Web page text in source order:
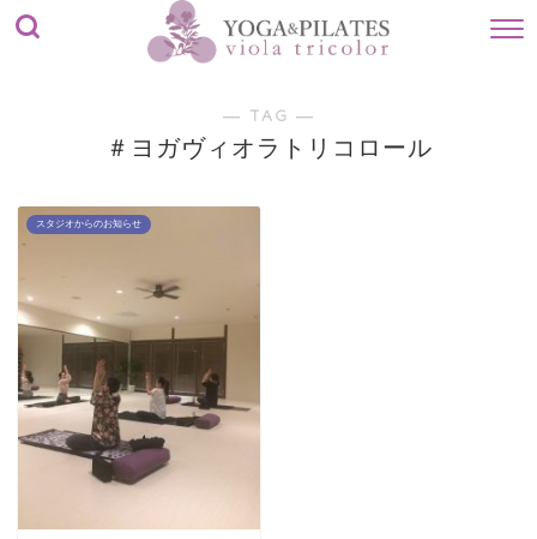
― TAG ―
＃ヨガヴィオラトリコロール
スタジオからのお知らせ